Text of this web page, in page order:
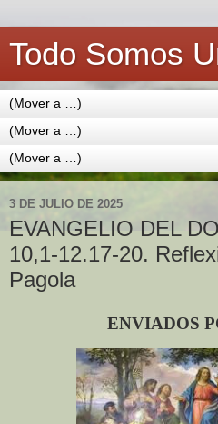
Todo Somos
3 DE JULIO DE 2025
EVANGELIO DEL
10,1-12.17-20.
Pagola
ENVIADOS